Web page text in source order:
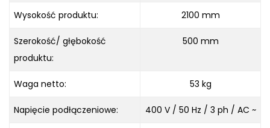
Wysokość produktu: 2100 mm
Szerokość/ głębokość
produktu:
500 mm
Waga netto: 53 kg
Napięcie podłączeniowe: 400 V / 50 Hz / 3 ph / AC ~